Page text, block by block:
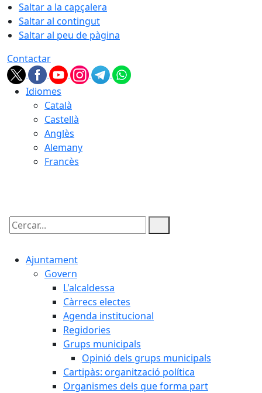
Saltar a la capçalera
Saltar al contingut
Saltar al peu de pàgina
Contactar
Idiomes
Català
Castellà
Anglès
Alemany
Francès
Cercar:
Ajuntament
Govern
L'alcaldessa
Càrrecs electes
Agenda institucional
Regidories
Grups municipals
Opinió dels grups municipals
Cartipàs: organització política
Organismes dels que forma part